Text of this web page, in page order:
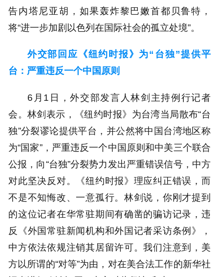
告内塔尼亚胡，如果轰炸黎巴嫩首都贝鲁特，
将“进一步加剧以色列在国际社会的孤立处境”。
外交部回应《纽约时报》为“台独”提供平
台：严重违反一个中国原则
6月1日，外交部发言人林剑主持例行记者
会。林剑表示，《纽约时报》为台湾当局散布“台
独”分裂谬论提供平台，并公然将中国台湾地区称
为“国家”，严重违反一个中国原则和中美三个联合
公报，向“台独”分裂势力发出严重错误信号，中方
对此坚决反对。《纽约时报》理应纠正错误，而
不是不知悔改、一意孤行。林剑说，你刚才提到
的这位记者在华常驻期间有确凿的骗访记录，违
反《外国常驻新闻机构和外国记者采访条例》，
中方依法依规注销其居留许可。我们注意到，美
方以所谓的“对等”为由，对在美合法工作的新华社